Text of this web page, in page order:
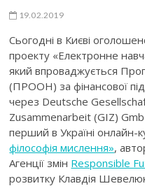
19.02.2019
Сьогодні в Києві
проекту «Електронне
який впроваджується
(ПРООН) за фінансової
через Deutsche
Zusammenarbeit (GIZ)
перший в Україні онлайн-
філософія мислення»,
Агенції змін Responsible
розвитку Клавдія